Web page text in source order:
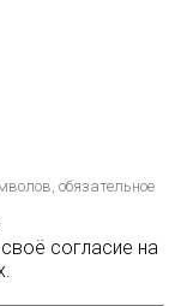
обязательное
согласие на